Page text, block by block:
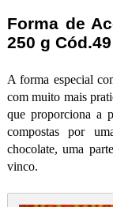
Forma de
250 g
A forma especial
com muito mais
que proporciona a
compostas por
chocolate, uma
vinco.